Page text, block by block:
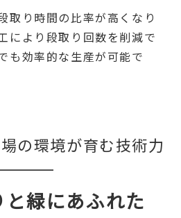
取り時間の比率が高くなり
により段取り回数を削減で
も効率的な生産が可能で
の環境が育む技術力
緑にあふれた